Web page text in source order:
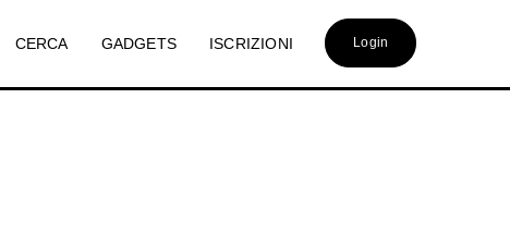
CERCA GADGETS ISCRIZIONI Login